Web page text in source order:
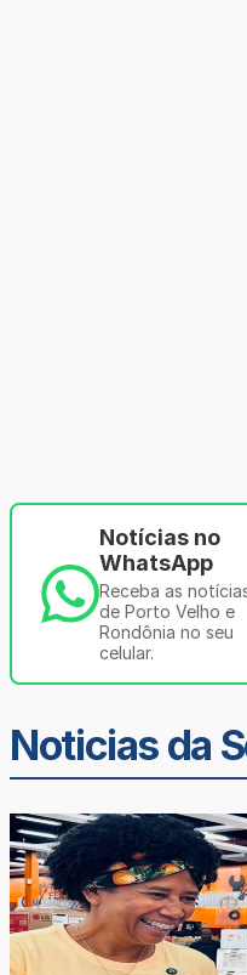
Notícias no
WhatsApp
Receba as
de Porto Velho e
Rondônia no seu
celular.
Noticias da